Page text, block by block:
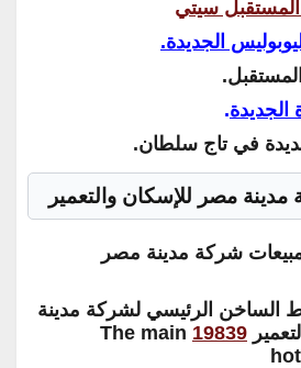
سيتي
الجديدة.
الجديدة.
في تاج سلطان.
مصر للإسكان والتعمير
شركة مدينة مصر
الساخن الرئيسي لشركة مدينة
19839
The main